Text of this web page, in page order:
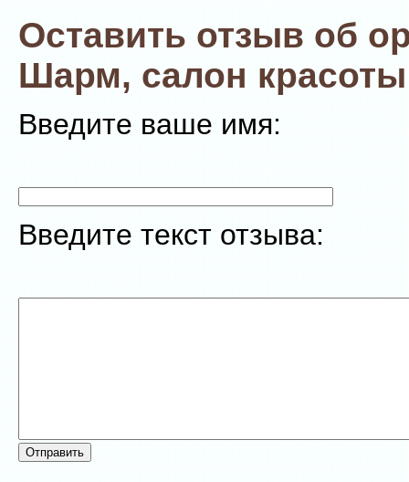
Оставить отзыв об
Шарм, салон красоты
Введите ваше имя:
Введите текст отзыва: